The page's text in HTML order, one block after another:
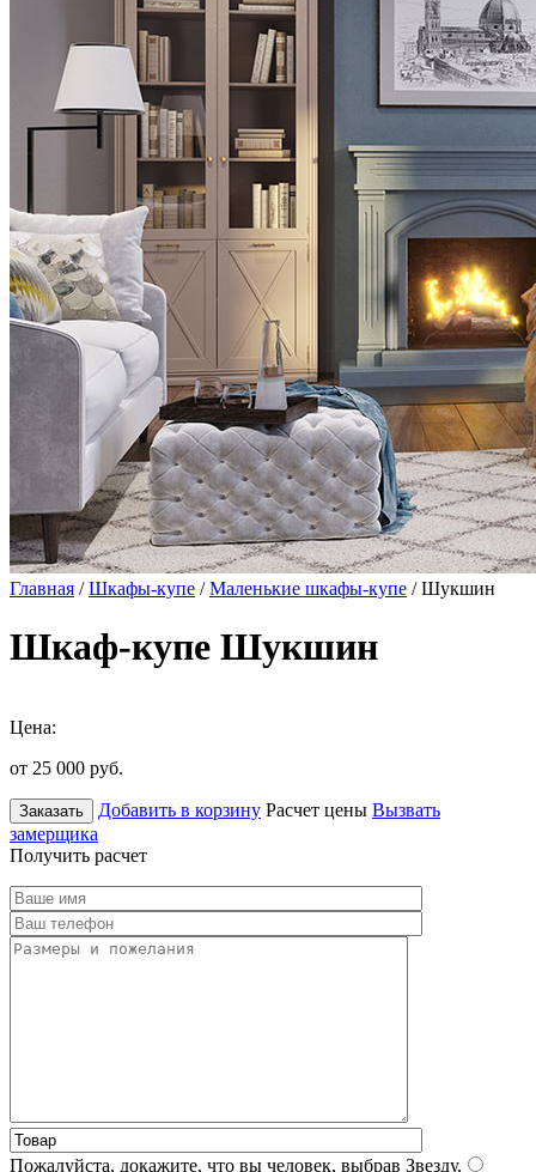
Главная /Шкафы-купе /Маленькие шкафы-купе / Шукшин
Шкаф-купе Шукшин
Цена:
от 25 000 руб.
Заказать Добавить в корзину Расчет цены Вызвать
замерщика
Получить расчет
Пожалуйста, докажите, что вы человек, выбрав Звезду.